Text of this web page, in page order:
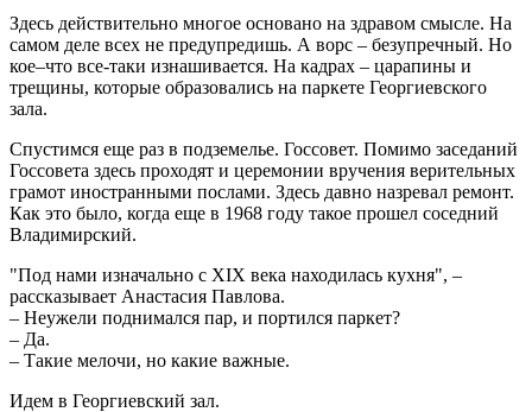
Здесь действительно многое основано на здравом смысле. На
самом деле всех не предупредишь. А ворс – безупречный. Но
кое–что все-таки изнашивается. На кадрах – царапины и
трещины, которые образовались на паркете Георгиевского
зала.
Спустимся еще раз в подземелье. Госсовет. Помимо заседаний
Госсовета здесь проходят и церемонии вручения верительных
грамот иностранными послами. Здесь давно назревал ремонт.
Как это было, когда еще в 1968 году такое прошел соседний
Владимирский.
"Под нами изначально с XIX века находилась кухня", –
рассказывает Анастасия Павлова.
– Неужели поднимался пар, и портился паркет?
– Да.
– Такие мелочи, но какие важные.
Идем в Георгиевский зал.